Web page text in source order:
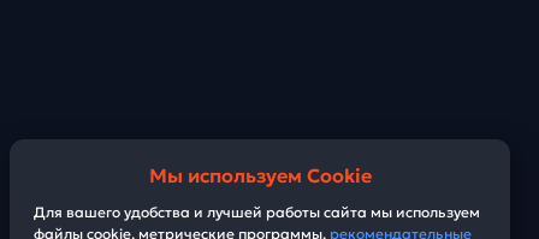
Мы используем Cookie
Для вашего удобства и лучшей работы сайта мы используем
файлы cookie, метрические программы, рекомендательные